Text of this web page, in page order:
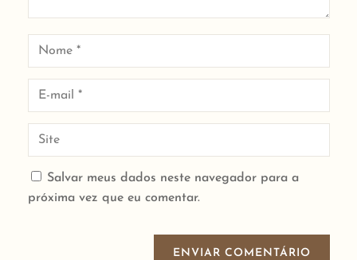
Salvar meus dados neste navegador para a
próxima vez que eu comentar.
ENVIAR COMENTÁRIO